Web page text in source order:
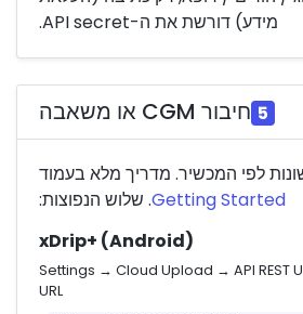
מידע) דורשת את ה-API secret.
5 חיבור CGM או משאבה
לפי המכשיר. מדריך מלא בעמוד
Getting Started. שלוש הנפוצות:
xDrip+ (Android)
Settings → Cloud Upload → API REST
URL